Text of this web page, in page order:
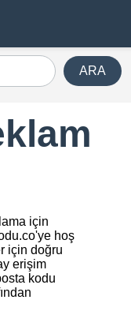
ARA
için
hoş
için doğru
erişim
kodu